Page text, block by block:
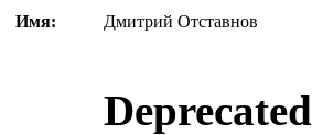
Имя: Дмитрий Отставнов
Deprecated